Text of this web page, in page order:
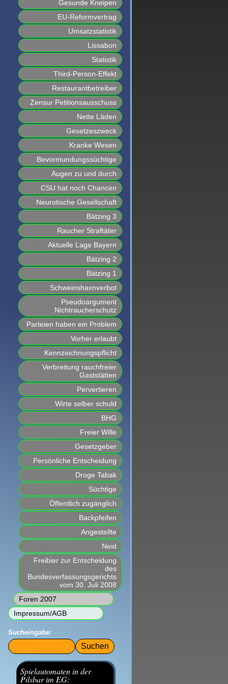
Gesunde Kneipen
EU-Reformvertrag
Umsatzstatistik
Lissabon
Statistik
Third-Person-Effekt
Restaurantbetreiber
Zensur Petitionsausschuss
Nette Läden
Gesetzeszweck
Kranke Wesen
Bevormundungssüchtige
Augen zu und durch
CSU hat noch Chancen
Neurotische Gesellschaft
Bätzing 3
Raucher Straftäter
Aktuelle Lage Bayern
Bätzing 2
Bätzing 1
Schweinshaxnverbot
Pseudoargument
Nichtraucherschutz
Parteien haben ein Problem
Vorher erlaubt
Kennzeichnungspflicht
Verbreitung rauchfreier
Gaststätten
Pervertieren
Wirte selber schuld
BHG
Freier Wille
Gesetzgeber
Persönliche Entscheidung
Droge Tabak
Süchtige
Öffentlich zugänglich
Backpfeifen
Angestellte
Neid
Freibier zur Entscheidung
des
Bundesverfassungsgerichts
vom 30. Juli 2008
Foren 2007
Impressum/AGB
Sucheingabe:
Suchbegriffe
Spielautomaten in der
Pilsbar im EG: